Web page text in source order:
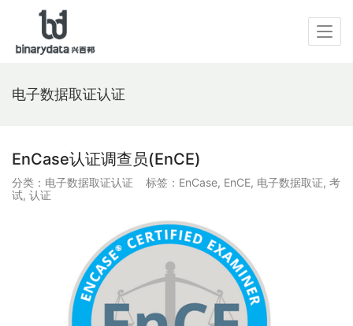
电子数据取证认证
EnCase认证调查员(EnCE)
分类： 电子数据取证认证 标签： EnCase, EnCE, 电子数据取证, 考
试, 认证